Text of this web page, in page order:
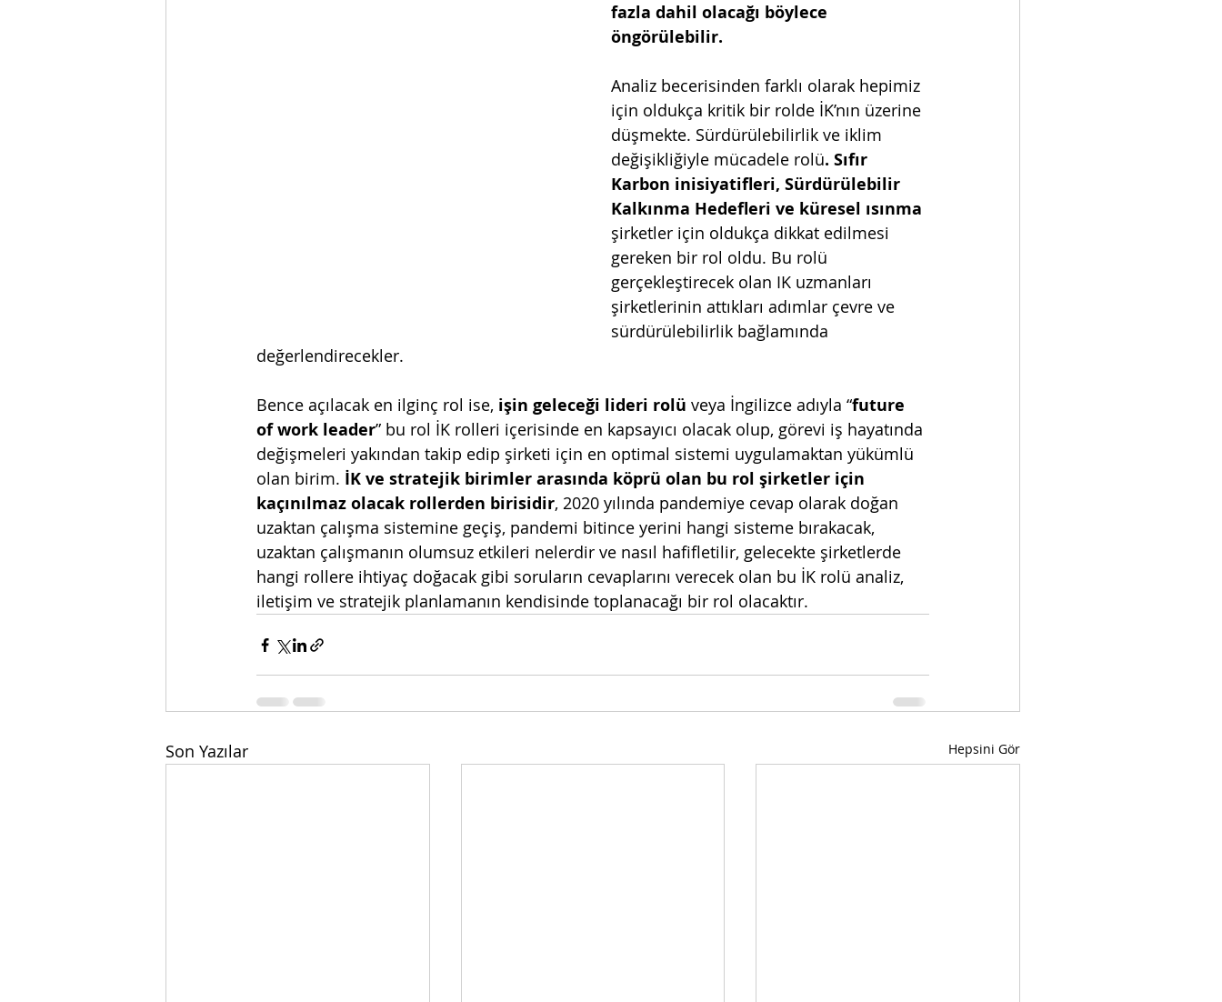
fazla dahil olacağı böylece
öngörülebilir.
Analiz becerisinden farklı olarak hepimiz
için oldukça kritik bir rolde İK’nın üzerine
düşmekte. Sürdürülebilirlik ve iklim
değişikliğiyle mücadele rolü. Sıfır
Karbon inisiyatifleri, Sürdürülebilir
Kalkınma Hedefleri ve küresel ısınma
şirketler için oldukça dikkat edilmesi
gereken bir rol oldu. Bu rolü
gerçekleştirecek olan IK uzmanları
şirketlerinin attıkları adımlar çevre ve
sürdürülebilirlik bağlamında
değerlendirecekler.
Bence açılacak en ilginç rol ise, işin geleceği lideri rolü veya İngilizce adıyla “future
of work leader” bu rol İK rolleri içerisinde en kapsayıcı olacak olup, görevi iş hayatında
değişmeleri yakından takip edip şirketi için en optimal sistemi uygulamaktan yükümlü
olan birim. İK ve stratejik birimler arasında köprü olan bu rol şirketler için
kaçınılmaz olacak rollerden birisidir, 2020 yılında pandemiye cevap olarak doğan
uzaktan çalışma sistemine geçiş, pandemi bitince yerini hangi sisteme bırakacak,
uzaktan çalışmanın olumsuz etkileri nelerdir ve nasıl hafifletilir, gelecekte şirketlerde
hangi rollere ihtiyaç doğacak gibi soruların cevaplarını verecek olan bu İK rolü analiz,
iletişim ve stratejik planlamanın kendisinde toplanacağı bir rol olacaktır.
Son Yazılar Hepsini Gör